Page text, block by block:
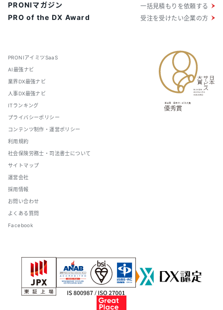
PRONIアイミツSaaS
AI最強ナビ
業界DX最強ナビ
人事DX最強ナビ
ITランキング
プライバシーポリシー
コンテンツ制作・運営ポリシー
利用規約
社会保険労務士・司法書士について
サイトマップ
運営会社
採用情報
お問い合わせ
よくある質問
Facebook
PRONIマガジン
PRO of the DX Award
一括見積もりを依頼する
受注を受けたい企業の方